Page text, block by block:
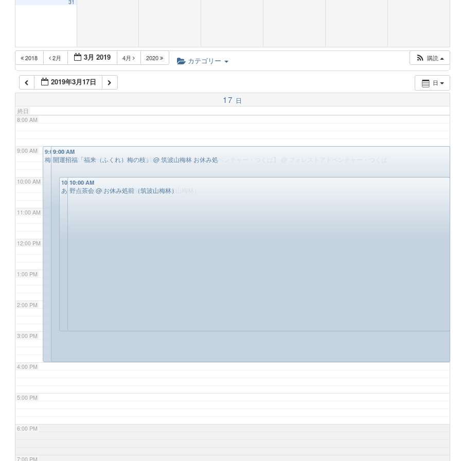
31
2018 2月 3月 2019 4月 2020 購読
カテゴリー
日
2019年3月17日
17 日
終日
6:00 AM
7:00 AM
8:00 AM
9:00 AM
10:00 AM
11:00 AM
12:00 PM
1:00 PM
2:00 PM
3:00 PM
4:00 PM
5:00 PM
6:00 PM
7:00 PM
9:00 AM
梅花満開の１００ｍジップスライド体験！！【フォレストアドベンチャー・つくば】 @ フォレストアドベンチャー・つくば
9:00 AM
開運招福「福来（ふくれ）梅の枝」 @ 筑波山梅林 お休み処
10:00 AM
あったか囲炉裏で梅見@ 観梅広場（筑波山梅林）
10:00 AM
野点茶会@ お休み処前（筑波山梅林）